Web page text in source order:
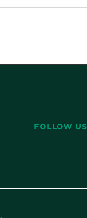
FOLLOW US